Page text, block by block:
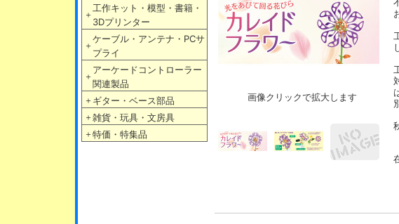
＋
工作キット・模型・書籍・
3Dプリンター
＋
ケーブル・アンテナ・PCサ
プライ
＋
アーケードコントローラー
関連製品
＋ ギター・ベース部品
＋ 雑貨・玩具・文房具
＋ 特価・特集品
画像クリックで拡大します